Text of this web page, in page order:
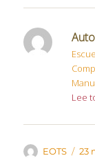
Lee
Autor
EOTS 23